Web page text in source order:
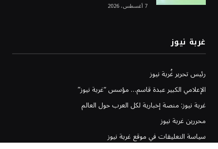
7 أغسطس، 2026
غربة نيوز
رئيس تحرير غُربة نيوز
الإعلامي الكبير عبدة قاسم… مؤسس “غربة نيوز”
غربة نيوز: منصة إخبارية لكل العرب حول العالم
محررين غربة نيوز
سياسة التعليقات في موقع غربة نيوز